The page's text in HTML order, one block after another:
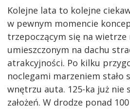
Kolejne lata to kolejne
w pewnym momencie
trzepoczącym się na wietrze
umieszczonym na dachu
atrakcyjności. Po kilku
noclegami marzeniem stało
wnętrzu auta. 125-ka już nie
założeń. W drodze ponad